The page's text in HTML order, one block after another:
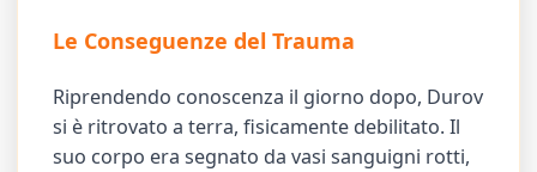
Le Conseguenze del Trauma
Riprendendo conoscenza il giorno dopo, Durov
si è ritrovato a terra, fisicamente debilitato. Il
suo corpo era segnato da vasi sanguigni rotti,